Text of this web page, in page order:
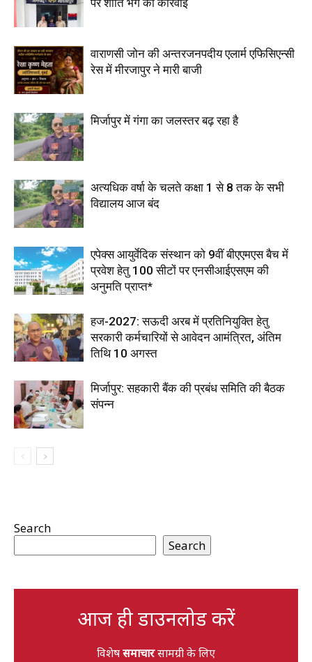
पर शांति भंग की कार्रवाई
वाराणसी जोन की अन्तरजनपदीय एलार्म एफिसिएन्सी
रेस में मीरजापुर ने मारी बाजी
मिर्जापुर में गंगा का जलस्तर बढ़ रहा है
अत्यधिक वर्षा के चलते कक्षा 1 से 8 तक के सभी
विद्यालय आज बंद
एपेक्स आयुर्वेदिक संस्थान को 9वीं बीएएमएस बैच में
प्रवेश हेतु 100 सीटों पर एनसीआईएसएम की
अनुमति प्राप्त*
हज-2027: सऊदी अरब में प्रतिनियुक्ति हेतु
सरकारी कर्मचारियों से आवेदन आमंत्रित, अंतिम
तिथि 10 अगस्त
मिर्जापुर: सहकारी बैंक की प्रबंध समिति की बैठक
संपन्न
Search
Search
आज ही डाउनलोड करें
विशेषसमाचारसामग्री के लिए